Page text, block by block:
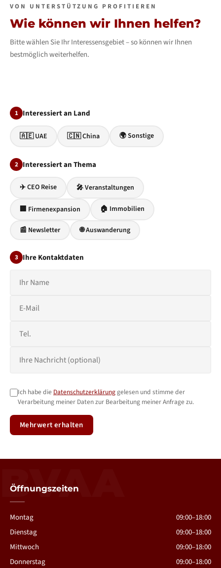
VON UNTERSTÜTZUNG PROFITIEREN
Wie können wir Ihnen helfen?
Bitte wählen Sie Ihr Interessensgebiet – so können wir Ihnen
bestmöglich weiterhelfen.
1 Interessiert an Land
🇦🇪 UAE 🇨🇳 China 🌍 Sonstige
2 Interessiert an Thema
✈️ CEO Reise 🎤 Veranstaltungen
🏢 Firmenexpansion 🏠 Immobilien
📰 Newsletter 🌐 Auswanderung
3 Ihre Kontaktdaten
Ich habe die Datenschutzerklärung gelesen und stimme der
Verarbeitung meiner Daten zur Bearbeitung meiner Anfrage zu.
Mehrwert erhalten
BVAA
Öffnungszeiten
Montag
09:00–18:00
Dienstag
09:00–18:00
Mittwoch
09:00–18:00
Donnerstag
09:00–18:00